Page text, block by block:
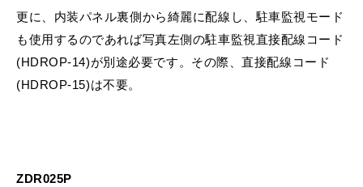
更に、内装パネル裏側から綺麗に配線し、駐車監視モード
も使用するのであれば写真左側の駐車監視直接配線コード
(HDROP-14)が別途必要です。その際、直接配線コード
(HDROP-15)は不要。
ZDR025P